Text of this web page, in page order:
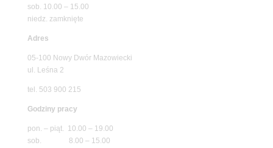
sob. 10.00 – 15.00
niedz. zamknięte
Adres
05-100 Nowy Dwór Mazowiecki
ul. Leśna 2
tel. 503 900 215
Godziny pracy
pon. – piąt. 10.00 – 19.00
sob. 8.00 – 15.00